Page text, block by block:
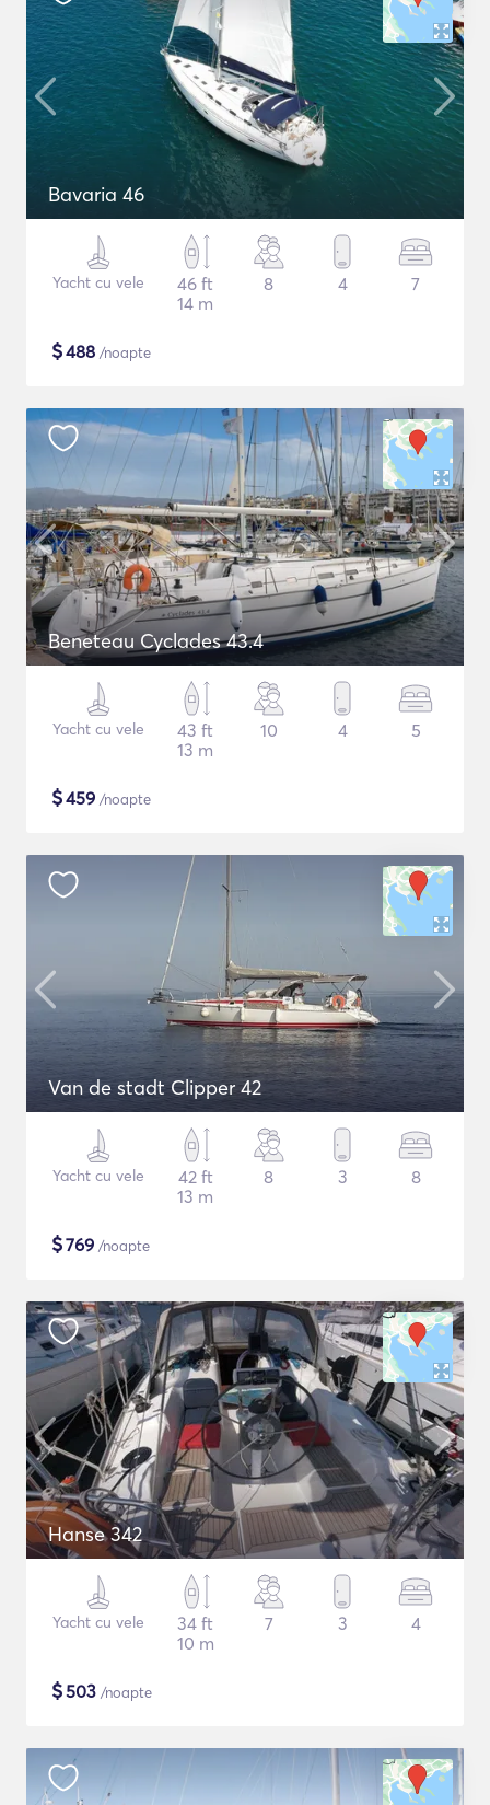
Bavaria 46
Yacht cu vele
46 ft
14 m
8 4 7
$488 /noapte
Beneteau Cyclades 43.4
Yacht cu vele
43 ft
13 m
10 4 5
$459 /noapte
Van de stadt Clipper 42
Yacht cu vele
42 ft
13 m
8 3 8
$769 /noapte
Hanse 342
Yacht cu vele
34 ft
10 m
7 3 4
$503 /noapte